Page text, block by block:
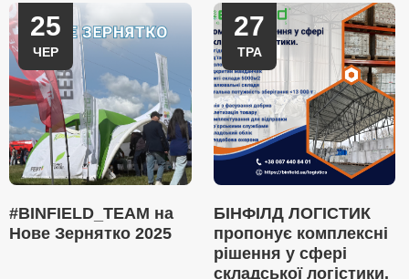
25
ЧЕР
#BINFIELD_TEAM на
Нове Зернятко 2025
27
ТРА
БІНФІЛД ЛОГІСТИК
пропонує комплексні
рішення у сфері
складської логістики.